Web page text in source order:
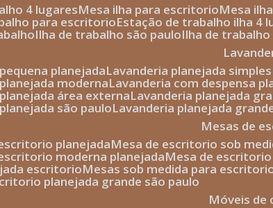
4 lugares
mesa ilha para escritorio mesa
para escritorio estação de trabalho ilha 4
ilha de trabalho são paulo ilha de
planejada lavanderia planejada simples
moderna lavanderia com despensa
área externa lavanderia planejada
são paulo lavanderia planejada
mesas de
escritorio planejada
mesa de escritorio sob
escritorio moderna planejada mesa de
escritorio mesas sob medida para
planejada grande são paulo
móveis